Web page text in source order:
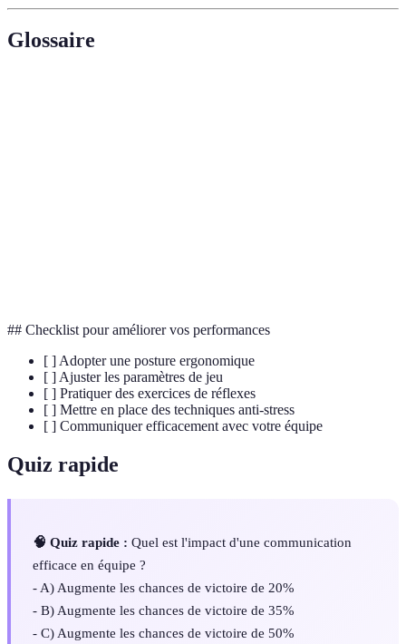
Glossaire
## Checklist pour améliorer vos performances
[ ] Adopter une posture ergonomique
[ ] Ajuster les paramètres de jeu
[ ] Pratiquer des exercices de réflexes
[ ] Mettre en place des techniques anti-stress
[ ] Communiquer efficacement avec votre équipe
Quiz rapide
🧠 Quiz rapide : Quel est l'impact d'une communication
efficace en équipe ?
- A) Augmente les chances de victoire de 20%
- B) Augmente les chances de victoire de 35%
- C) Augmente les chances de victoire de 50%